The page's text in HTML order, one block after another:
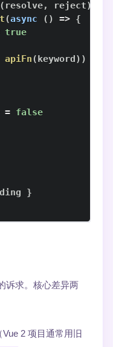
( resolve, reject)
(async ( ) => {
true
apiFn(keyword) )
= false
}
诉求。核心差异两
Vue 2 项目通常用旧